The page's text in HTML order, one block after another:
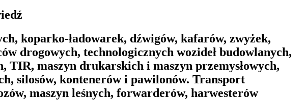
koparko-ładowarek, dźwigów, kafarów, zwyżek,
drogowych, technologicznych wozideł budowlanych,
TIR, maszyn drukarskich i maszyn przemysłowych,
silosów, kontenerów i pawilonów. Transport
maszyn leśnych, forwarderów, harwesterów